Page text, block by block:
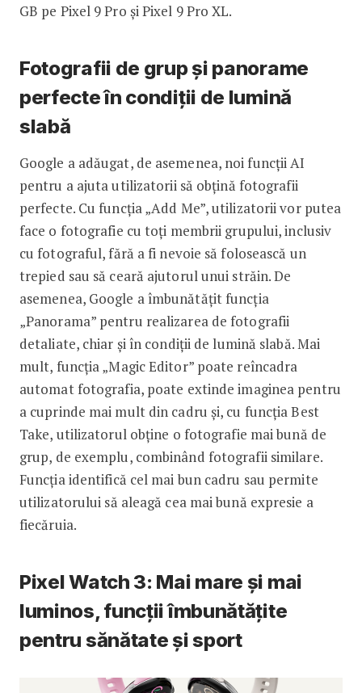
GB pe Pixel 9 Pro și Pixel 9 Pro XL.
Fotografii de grup și panorame
perfecte în condiții de lumină
slabă
Google a adăugat, de asemenea, noi funcții AI
pentru a ajuta utilizatorii să obțină fotografii
perfecte. Cu funcția „Add Me”, utilizatorii vor putea
face o fotografie cu toți membrii grupului, inclusiv
cu fotograful, fără a fi nevoie să folosească un
trepied sau să ceară ajutorul unui străin. De
asemenea, Google a îmbunătățit funcția
„Panorama” pentru realizarea de fotografii
detaliate, chiar și în condiții de lumină slabă. Mai
mult, funcția „Magic Editor” poate reîncadra
automat fotografia, poate extinde imaginea pentru
a cuprinde mai mult din cadru și, cu funcția Best
Take, utilizatorul obține o fotografie mai bună de
grup, de exemplu, combinând fotografii similare.
Funcția identifică cel mai bun cadru sau permite
utilizatorului să aleagă cea mai bună expresie a
fiecăruia.
Pixel Watch 3: Mai mare și mai
luminos, funcții îmbunătățite
pentru sănătate și sport